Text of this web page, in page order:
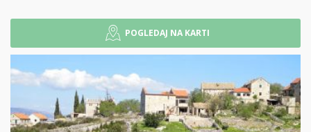
POGLEDAJ NA KARTI